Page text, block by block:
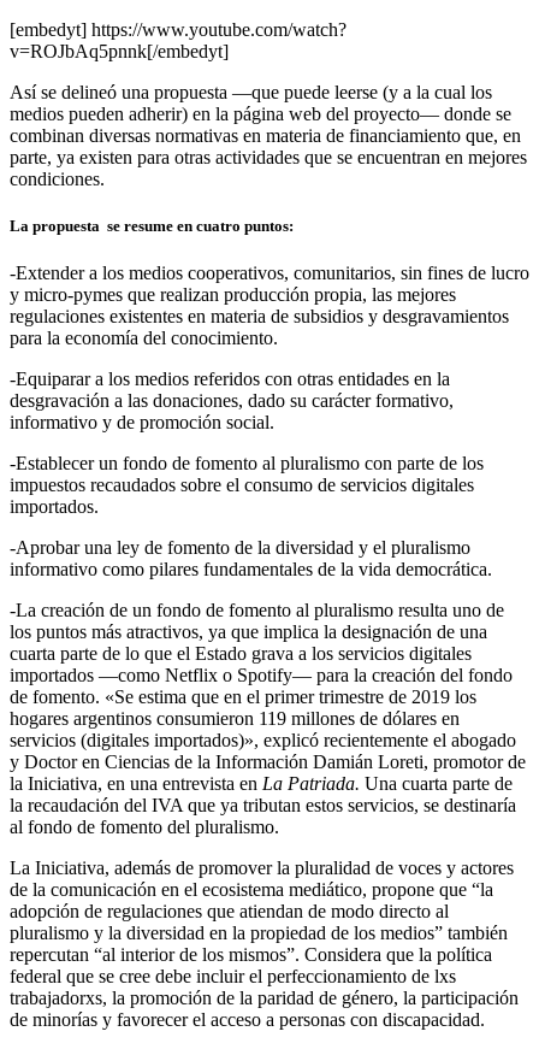
[embedyt] https://www.youtube.com/watch?
v=ROJbAq5pnnk[/embedyt]
Así se delineó una propuesta —que puede leerse (y a la cual los
medios pueden adherir) en la página web del proyecto— donde se
combinan diversas normativas en materia de financiamiento que, en
parte, ya existen para otras actividades que se encuentran en mejores
condiciones.
La propuesta se resume en cuatro puntos:
-Extender a los medios cooperativos, comunitarios, sin fines de lucro
y micro-pymes que realizan producción propia, las mejores
regulaciones existentes en materia de subsidios y desgravamientos
para la economía del conocimiento.
-Equiparar a los medios referidos con otras entidades en la
desgravación a las donaciones, dado su carácter formativo,
informativo y de promoción social.
-Establecer un fondo de fomento al pluralismo con parte de los
impuestos recaudados sobre el consumo de servicios digitales
importados.
-Aprobar una ley de fomento de la diversidad y el pluralismo
informativo como pilares fundamentales de la vida democrática.
-La creación de un fondo de fomento al pluralismo resulta uno de
los puntos más atractivos, ya que implica la designación de una
cuarta parte de lo que el Estado grava a los servicios digitales
importados —como Netflix o Spotify— para la creación del fondo
de fomento. «Se estima que en el primer trimestre de 2019 los
hogares argentinos consumieron 119 millones de dólares en
servicios (digitales importados)», explicó recientemente el abogado
y Doctor en Ciencias de la Información Damián Loreti, promotor de
la Iniciativa, en una entrevista en La Patriada. Una cuarta parte de
la recaudación del IVA que ya tributan estos servicios, se destinaría
al fondo de fomento del pluralismo.
La Iniciativa, además de promover la pluralidad de voces y actores
de la comunicación en el ecosistema mediático, propone que “la
adopción de regulaciones que atiendan de modo directo al
pluralismo y la diversidad en la propiedad de los medios” también
repercutan “al interior de los mismos”. Considera que la política
federal que se cree debe incluir el perfeccionamiento de lxs
trabajadorxs, la promoción de la paridad de género, la participación
de minorías y favorecer el acceso a personas con discapacidad.